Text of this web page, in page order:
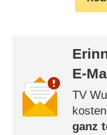
E-
TV
ganz